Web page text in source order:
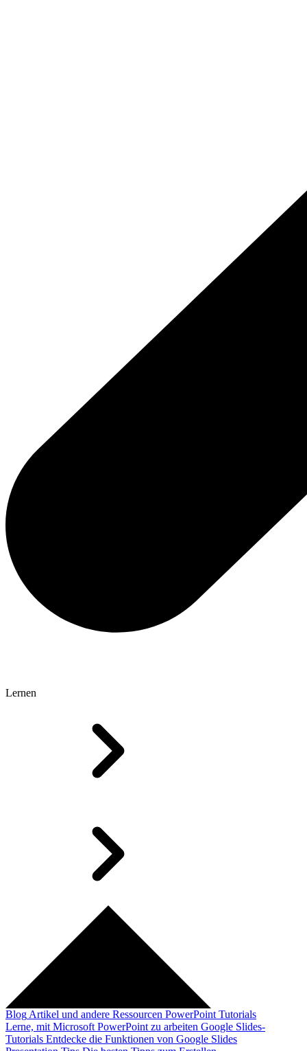
Lernen
Blog Artikel und andere Ressourcen PowerPoint Tutorials
Lerne, mit Microsoft PowerPoint zu arbeiten Google Slides-
Tutorials Entdecke die Funktionen von Google Slides